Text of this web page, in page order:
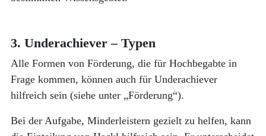
3. Underachiever – Typen
Alle Formen von Förderung, die für Hochbegabte in
Frage kommen, können auch für Underachiever
hilfreich sein (siehe unter „Förderung“).
Bei der Aufgabe, Minderleistern gezielt zu helfen, kann